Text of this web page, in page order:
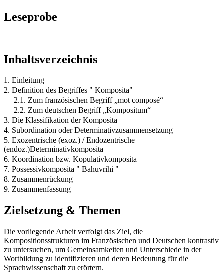
Leseprobe
Inhaltsverzeichnis
1. Einleitung
2. Definition des Begriffes " Komposita"
2.1. Zum französischen Begriff „mot composé“
2.2. Zum deutschen Begriff „Kompositum“
3. Die Klassifikation der Komposita
4. Subordination oder Determinativzusammensetzung
5. Exozentrische (exoz.) / Endozentrische
(endoz.)Determinativkomposita
6. Koordination bzw. Kopulativkomposita
7. Possessivkomposita " Bahuvrihi "
8. Zusammenrückung
9. Zusammenfassung
Zielsetzung & Themen
Die vorliegende Arbeit verfolgt das Ziel, die
Kompositionsstrukturen im Französischen und Deutschen kontrastiv
zu untersuchen, um Gemeinsamkeiten und Unterschiede in der
Wortbildung zu identifizieren und deren Bedeutung für die
Sprachwissenschaft zu erörtern.